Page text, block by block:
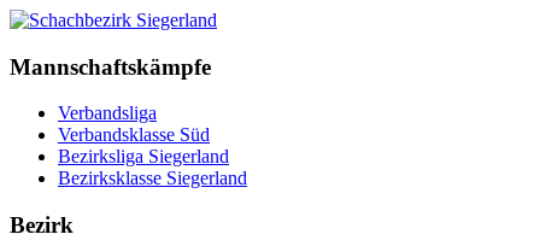
Mannschaftskämpfe
Verbandsliga
Verbandsklasse Süd
Bezirksliga Siegerland
Bezirksklasse Siegerland
Bezirk